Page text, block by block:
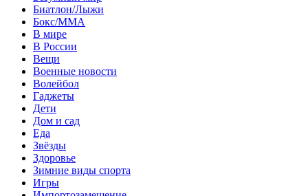
Биатлон/Лыжи
Бокс/MMA
В мире
В России
Вещи
Военные новости
Волейбол
Гаджеты
Дети
Дом и сад
Еда
Звёзды
Здоровье
Зимние виды спорта
Игры